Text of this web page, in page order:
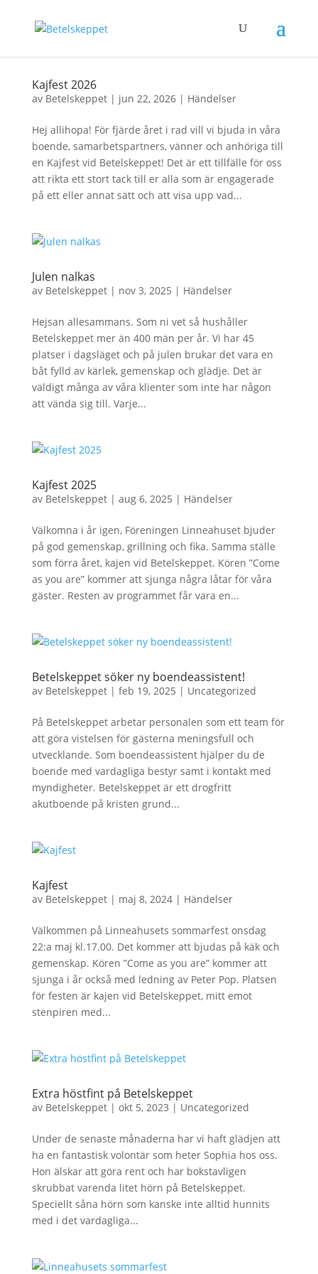
Kajfest 2026
av Betelskeppet| jun 22, 2026| Händelser
Hej allihopa! För fjärde året i rad vill vi bjuda in våra
boende, samarbetspartners, vänner och anhöriga till
en Kajfest vid Betelskeppet! Det är ett tillfälle för oss
att rikta ett stort tack till er alla som är engagerade
på ett eller annat sätt och att visa upp vad...
Julen nalkas
av Betelskeppet| nov 3, 2025 | Händelser
Hejsan allesammans. Som ni vet så hushåller
Betelskeppet mer än 400 män per år. Vi har 45
platser i dagsläget och på julen brukar det vara en
båt fylld av kärlek, gemenskap och glädje. Det är
väldigt många av våra klienter som inte har någon
att vända sig till. Varje...
Kajfest 2025
av Betelskeppet| aug 6, 2025 | Händelser
Välkomna i år igen, Föreningen Linneahuset bjuder
på god gemenskap, grillning och fika. Samma ställe
som förra året, kajen vid Betelskeppet. Kören ”Come
as you are” kommer att sjunga några låtar för våra
gäster. Resten av programmet får vara en...
Betelskeppet söker ny boendeassistent!
av Betelskeppet| feb 19, 2025 | Uncategorized
På Betelskeppet arbetar personalen som ett team för
att göra vistelsen för gästerna meningsfull och
utvecklande. Som boendeassistent hjälper du de
boende med vardagliga bestyr samt i kontakt med
myndigheter. Betelskeppet är ett drogfritt
akutboende på kristen grund...
Kajfest
av Betelskeppet| maj 8, 2024| Händelser
Välkommen på Linneahusets sommarfest onsdag
22:a maj kl.17.00. Det kommer att bjudas på käk och
gemenskap. Kören ”Come as you are” kommer att
sjunga i år också med ledning av Peter Pop. Platsen
för festen är kajen vid Betelskeppet, mitt emot
stenpiren med...
Extra höstfint på Betelskeppet
av Betelskeppet| okt 5, 2023 | Uncategorized
Under de senaste månaderna har vi haft glädjen att
ha en fantastisk volontär som heter Sophia hos oss.
Hon älskar att göra rent och har bokstavligen
skrubbat varenda litet hörn på Betelskeppet.
Speciellt såna hörn som kanske inte alltid hunnits
med i det vardagliga...